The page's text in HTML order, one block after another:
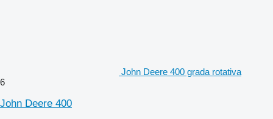
John Deere 400 grada rotativa
6
John Deere 400